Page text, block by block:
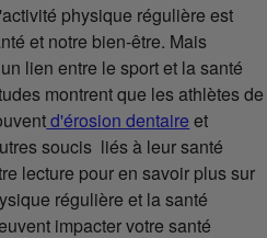
physique régulière est
et notre bien-être. Mais
lien entre le sport et la santé
montrent que les athlètes de
d'érosion dentaire et
soucis liés à leur santé
lecture pour en savoir plus sur
régulière et la santé
impacter votre santé